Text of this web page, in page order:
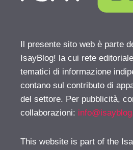
Il presente sito web è parte
IsayBlog! la cui rete
tematici di informazione
contano sul contributo di
del settore. Per pubblicità,
collaborazioni:
This website is part of the